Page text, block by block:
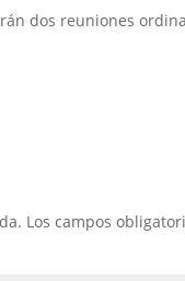
dos reuniones
Los campos